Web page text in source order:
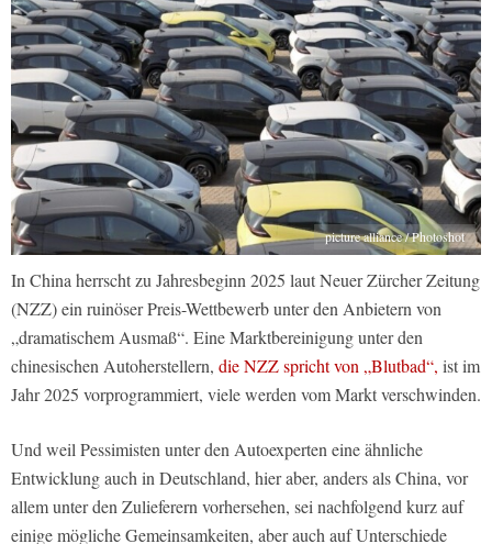
picture alliance / Photoshot
In China herrscht zu Jahresbeginn 2025 laut Neuer Zürcher Zeitung
(NZZ) ein ruinöser Preis-Wettbewerb unter den Anbietern von
„dramatischem Ausmaß“. Eine Marktbereinigung unter den
chinesischen Autoherstellern, die NZZ spricht von „Blutbad“, ist im
Jahr 2025 vorprogrammiert, viele werden vom Markt verschwinden.
Und weil Pessimisten unter den Autoexperten eine ähnliche
Entwicklung auch in Deutschland, hier aber, anders als China, vor
allem unter den Zulieferern vorhersehen, sei nachfolgend kurz auf
einige mögliche Gemeinsamkeiten, aber auch auf Unterschiede